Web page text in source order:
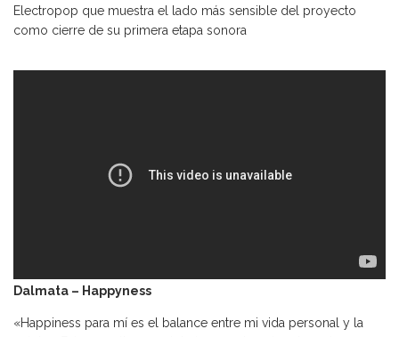
Electropop que muestra el lado más sensible del proyecto
como cierre de su primera etapa sonora
Dalmata – Happyness
«Happiness para mí es el balance entre mi vida personal y la